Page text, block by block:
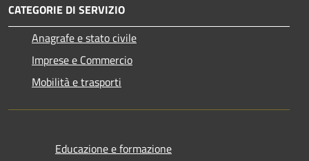
CATEGORIE DI SERVIZIO
Anagrafe e stato civile
Imprese e Commercio
Mobilità e trasporti
Educazione e formazione